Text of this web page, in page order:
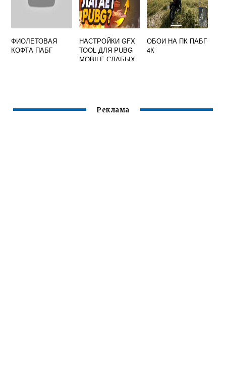
ФИОЛЕТОВАЯ
КОФТА ПАБГ
НАСТРОЙКИ GFX
TOOL ДЛЯ PUBG
MOBILE СЛАБЫХ
ОБОИ НА ПК ПАБГ
4К
Реклама